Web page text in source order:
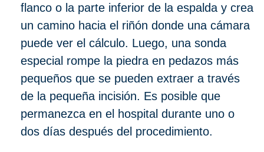
flanco o la parte inferior de la espalda y crea
un camino hacia el riñón donde una cámara
puede ver el cálculo. Luego, una sonda
especial rompe la piedra en pedazos más
pequeños que se pueden extraer a través
de la pequeña incisión. Es posible que
permanezca en el hospital durante uno o
dos días después del procedimiento.